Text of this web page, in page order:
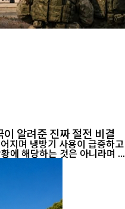
알려준 진짜 절전 비결
에 해당하는 것은 아니라며 ...